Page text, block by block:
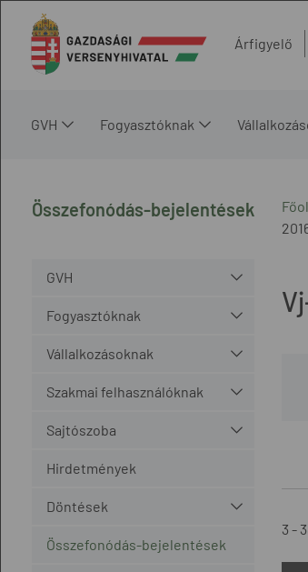
Árfigyelő
GVH Fogyasztóknak
Összefonódás-bejelentések
GVH
Fogyasztóknak
Vállalkozásoknak
Szakmai felhasználóknak
Sajtószoba
Hirdetmények
Döntések
Összefonódás-bejelentések
3 -